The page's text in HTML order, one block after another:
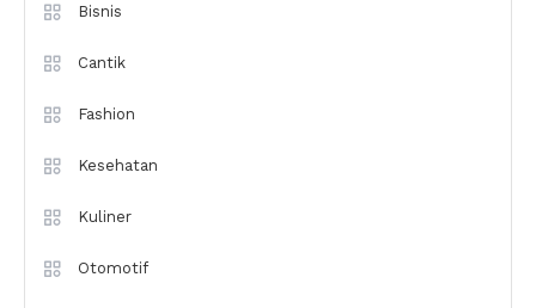
Bisnis
Cantik
Fashion
Kesehatan
Kuliner
Otomotif